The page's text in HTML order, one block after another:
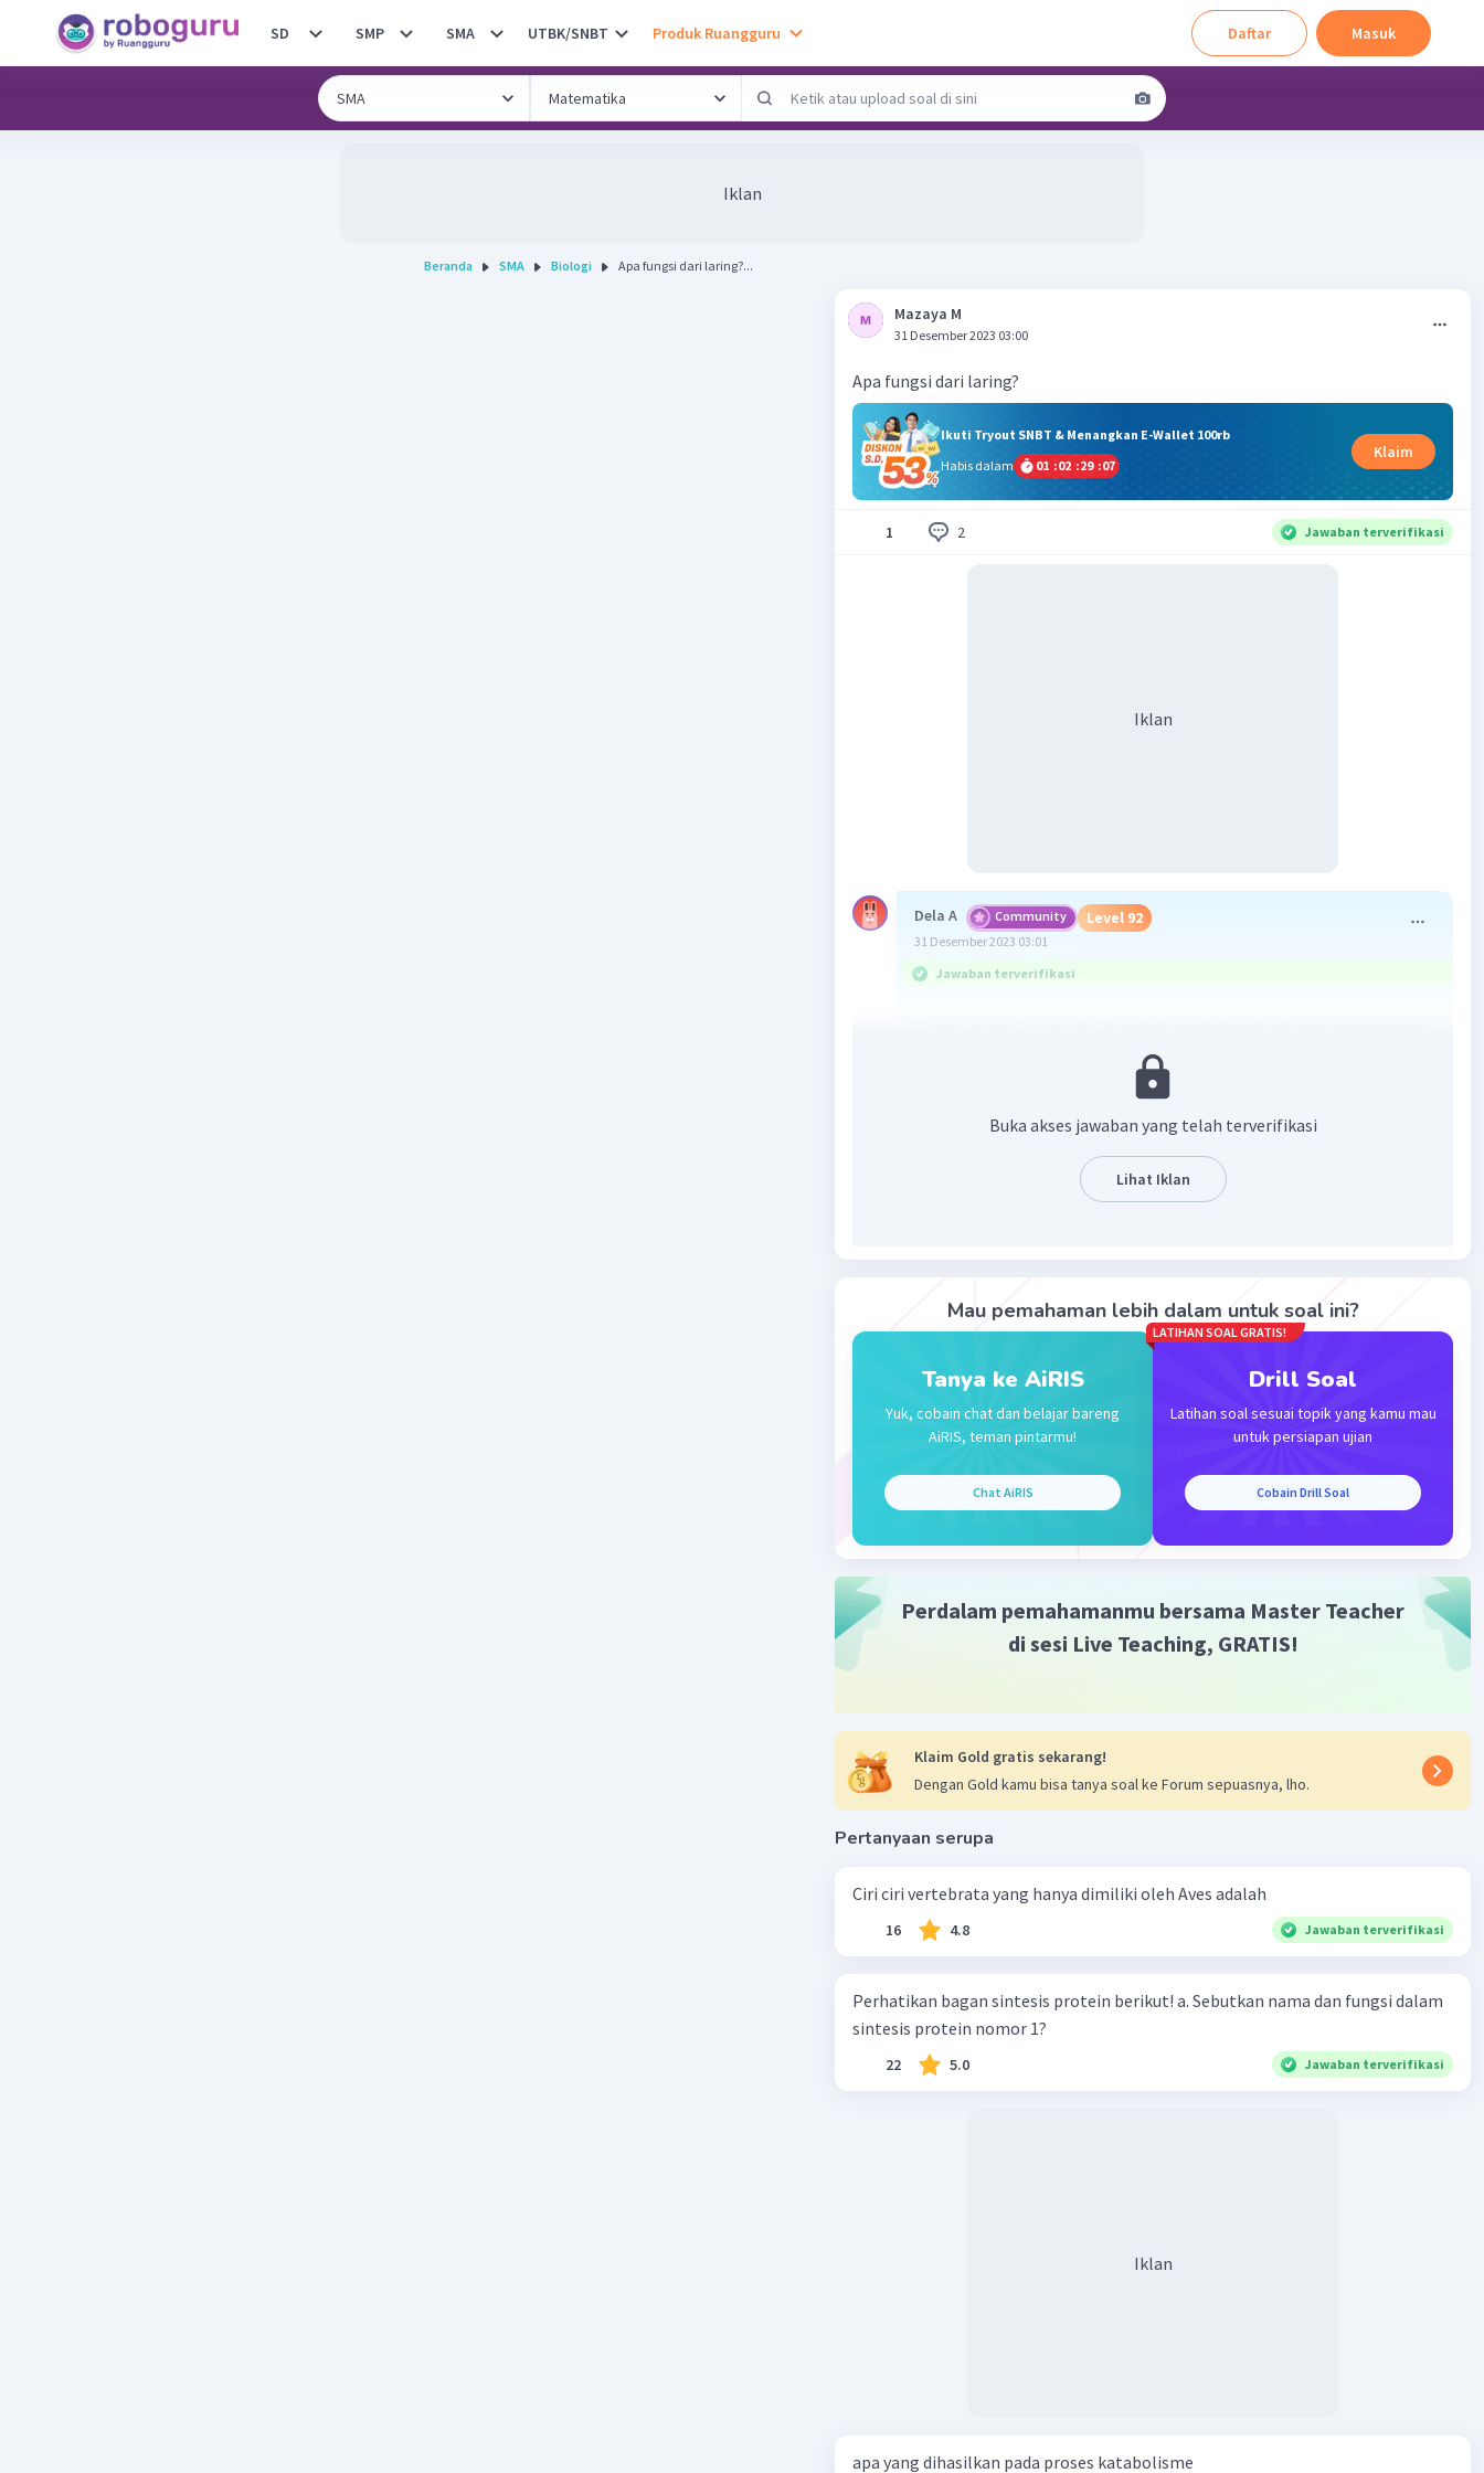
SD SMP SMA UTBK/SNBT Produk Ruangguru Daftar Masuk
Iklan
Beranda SMA Biologi Apa fungsi dari laring?...
Mazaya M
31 Desember 2023 03:00
Apa fungsi dari laring?
Ikuti Tryout SNBT & Menangkan E-Wallet 100rb
Habis dalam
01 :02 :29 :06
Klaim
1 2 Jawaban terverifikasi
Iklan
Dela A Community Level 92
31 Desember 2023 03:01
Jawaban terverifikasi
dibawahnya dengan cara menutup secara cepat pada stimulasi
mekanik, sehingga mencegah masuknya benda asing ke dalam
. Laring mengandung pita suara (vocal cord).
Balas
Iklan
Menyalurkan udara untuk pernapasanFungsi laring dalam sistem
pernapasan adalah sebagai saluran udara
Beri Rating
Buka akses jawaban yang telah terverifikasi
Lihat Iklan
Mau pemahaman lebih dalam untuk soal ini?
Tanya ke AiRIS
Yuk, cobain chat dan belajar bareng
AiRIS, teman pintarmu!
Chat AiRIS
LATIHAN SOAL GRATIS!
Drill Soal
Latihan soal sesuai topik yang kamu mau
untuk persiapan ujian
Cobain Drill Soal
Perdalam pemahamanmu bersama Master Teacher
di sesi Live Teaching, GRATIS!
Klaim Gold gratis sekarang!
Dengan Gold kamu bisa tanya soal ke Forum sepuasnya, lho.
Pertanyaan serupa
Ciri ciri vertebrata yang hanya dimiliki oleh Aves adalah
16 4.8 Jawaban terverifikasi
Perhatikan bagan sintesis protein berikut! a. Sebutkan nama dan fungsi dalam
sintesis protein nomor 1?
22 5.0 Jawaban terverifikasi
Iklan
apa yang dihasilkan pada proses katabolisme